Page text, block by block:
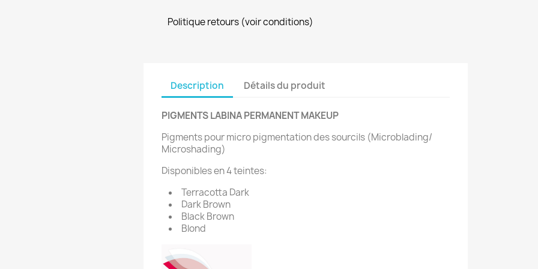
Politique retours (voir conditions)
Description Détails du produit
PIGMENTS LABINA PERMANENT MAKEUP
Pigments pour micro pigmentation des sourcils (Microblading/
Microshading)
Disponibles en 4 teintes:
Terracotta Dark
Dark Brown
Black Brown
Blond